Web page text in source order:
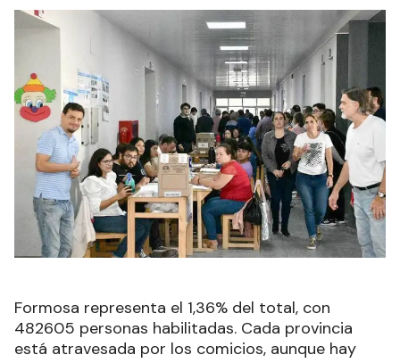
Formosa representa el 1,36% del total, con
482605 personas habilitadas. Cada provincia
está atravesada por los comicios, aunque hay